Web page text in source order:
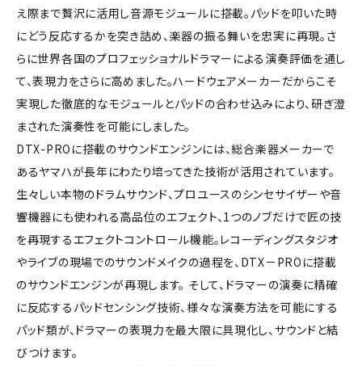
え際まで贅沢に活用し音源モジュールに搭載。パッドを叩いた時
にどう反応するかを突き詰め、楽器の振る舞いを忠実に再現。さ
らに世界各国のプロフェッショナルドラマーによる演奏評価を通し
て、表現力をさらに高めました。ハードウェアメーカーだからこそ
実現した徹底的なモジュールとパッドの合わせ込みにより、研ぎ澄
まされた演奏性を可能にしました。
DTX-PROに搭載のサウンドエンジンには、総合楽器メーカーで
あるヤマハが長年にわたり培ってきた技術が活用されています。
生々しい本物のドラムサウンド、プロユースのシンセサイザーや音
響機器にも使われる高品位のエフェクト、1つのノブだけで匠の技
を再現するエフェクトコントロール機能。レコーディングスタジオ
やライブの現場でのサウンドメイクの過程を、DTX－PROに搭載
のサウンドエンジンが再現します。 そして、ドラマーの演奏に精確
に反応するパッドセンシング技術、様々な演奏方法を可能にする
パッド類が、ドラマーの表現力を最大限に具現化し、サウンドと結
びつけます。